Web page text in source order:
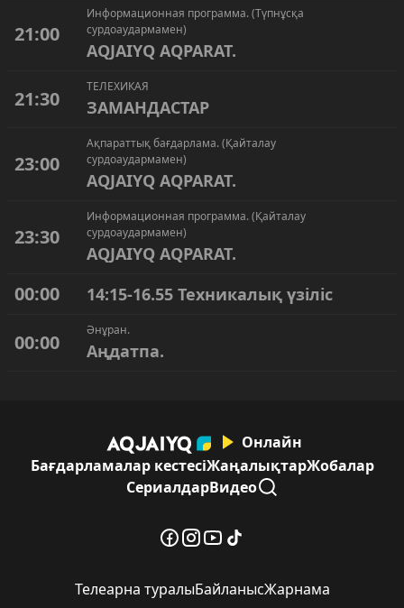
21:00
Информационная программа. (Түпнұсқа
сурдоаудармамен)
AQJAIYQ AQPARAT.
21:30
ТЕЛЕХИКАЯ
ЗАМАНДАСТАР
23:00
Ақпараттық бағдарлама. (Қайталау
сурдоаудармамен)
AQJAIYQ AQPARAT.
23:30
Информационная программа. (Қайталау
сурдоаудармамен)
AQJAIYQ AQPARAT.
00:00 14:15-16.55 Техникалық үзіліс
00:00
Әнұран.
Аңдатпа.
Онлайн
Бағдарламалар кестесіЖаңалықтарЖобалар
СериалдарВидео
Телеарна туралыБайланысЖарнама